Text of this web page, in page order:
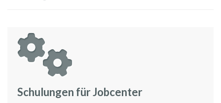
Schulungen für Jobcenter